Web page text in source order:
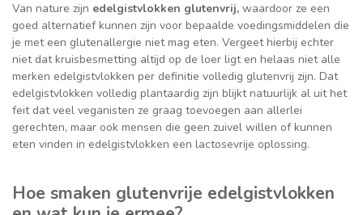
Van nature zijn edelgistvlokken glutenvrij, waardoor ze een
goed alternatief kunnen zijn voor bepaalde voedingsmiddelen die
je met een glutenallergie niet mag eten. Vergeet hierbij echter
niet dat kruisbesmetting altijd op de loer ligt en helaas niet alle
merken edelgistvlokken per definitie volledig glutenvrij zijn. Dat
edelgistvlokken volledig plantaardig zijn blijkt natuurlijk al uit het
feit dat veel veganisten ze graag toevoegen aan allerlei
gerechten, maar ook mensen die geen zuivel willen of kunnen
eten vinden in edelgistvlokken een lactosevrije oplossing.
Hoe smaken glutenvrije edelgistvlokken